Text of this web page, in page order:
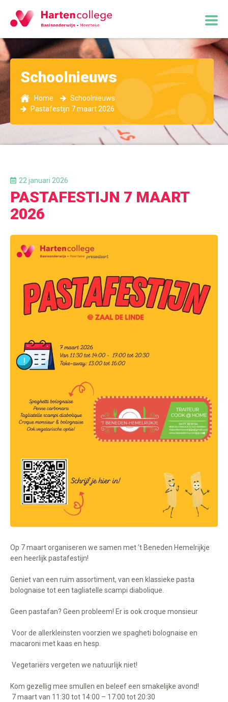
Schoolnieuws
Home
Schoolnieuws
Pastafestijn 7 maart 2026
22 januari 2026
PASTAFESTIJN 7 MAART
2026
Op 7 maart organiseren we samen met ’t Beneden Hemelrijkje
een heerlijk pastafestijn!
Geniet van een ruim assortiment, van een klassieke pasta
bolognaise tot een tagliatelle scampi diabolique.
Geen pastafan? Geen probleem! Er is ook croque monsieur
Voor de allerkleinsten voorzien we spagheti bolognaise en
macaroni met kaas en hesp.
Vegetariërs vergeten we natuurlijk niet!
Kom gezellig mee smullen en beleef een smakelijke avond!
7 maart van 11:30 tot 14:00 – 17:00 tot 20:30